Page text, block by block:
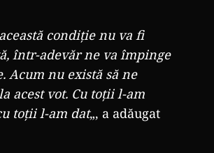
condiție nu va fi
într-adevăr ne va împinge
Acum nu există să ne
acest vot. Cu toții l-am
toții l-am dat„, a adăugat